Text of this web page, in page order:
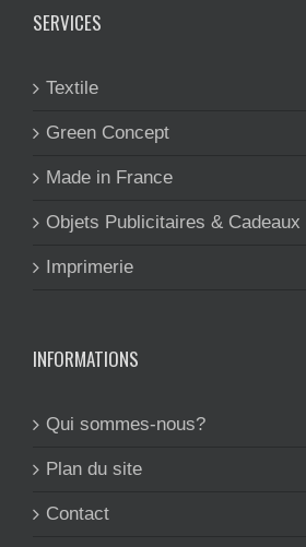
SERVICES
Textile
Green Concept
Made in France
Objets Publicitaires & Cadeaux
Imprimerie
INFORMATIONS
Qui sommes-nous?
Plan du site
Contact